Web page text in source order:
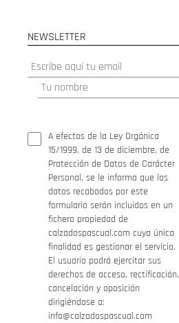
NEWSLETTER
A efectos de la Ley Orgánica
15/1999, de 13 de diciembre, de
Protección de Datos de Carácter
Personal, se le informa que los
datos recabados por este
formulario serán incluidos en un
fichero propiedad de
calzadospascual.com cuya única
finalidad es gestionar el servicio.
El usuario podrá ejercitar sus
derechos de acceso, rectificación,
cancelación y oposición
dirigiéndose a:
info@calzadospascual.com